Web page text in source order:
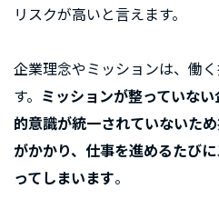
リスクが高いと言えます。
企業理念やミッションは、働
す。 ミッションが整っていな
的意識が統一されていないた
がかかり、仕事を進めるたび
ってしまいます。